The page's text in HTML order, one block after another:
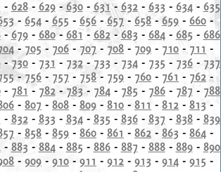
- 628- 629-630- 631 - 632- 633 - 634- 635
- 654 - 655 - 656 - 657- 658 - 659 - 660 -
- 679- 680- 681 - 682-683 - 684- 685 - 686
- 705 - 706 - 707 - 708 - 709 - 710 - 711 -
-730- 731 - 732- 733 - 734- 735 - 736- 737
- 756 - 757 - 758 - 759 - 760 - 761 - 762 -
- 781 - 782- 783- 784- 785 - 786- 787 - 788
- 807 - 808 - 809 - 810 - 811 - 812 - 813 -
- 832- 833 - 834- 835 - 836- 837 - 838- 839
- 858 - 859 - 860 - 861 - 862 - 863 - 864 -
- 883 - 884- 885 - 886- 887 - 888- 889- 890
- 909 - 910 - 911 - 912 - 913 - 914 - 915 -